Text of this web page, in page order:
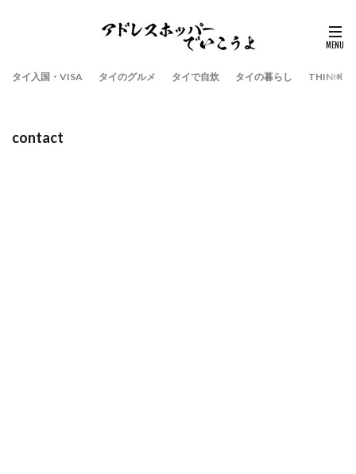
タイ入国・VISA タイのグルメ タイで自炊 タイの暮らし THINK
contact